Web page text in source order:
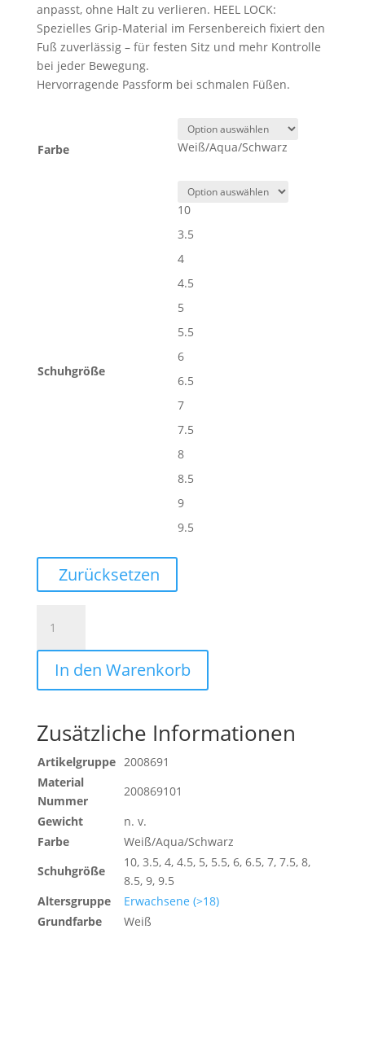
anpasst, ohne Halt zu verlieren. HEEL LOCK:
Spezielles Grip-Material im Fersenbereich fixiert den
Fuß zuverlässig – für festen Sitz und mehr Kontrolle
bei jeder Bewegung.
Hervorragende Passform bei schmalen Füßen.
Farbe Weiß/Aqua/Schwarz
Schuhgröße
10
3.5
4
4.5
5
5.5
6
6.5
7
7.5
8
8.5
9
9.5
Zurücksetzen
LITE
3.0
DAMEN
Menge
In den Warenkorb
Zusätzliche Informationen
Artikelgruppe 2008691
Material
Nummer
200869101
Gewicht
n. v.
Farbe
Weiß/Aqua/Schwarz
Schuhgröße
10, 3.5, 4, 4.5, 5, 5.5, 6, 6.5, 7, 7.5, 8,
8.5, 9, 9.5
Altersgruppe
Erwachsene (>18)
Grundfarbe
Weiß